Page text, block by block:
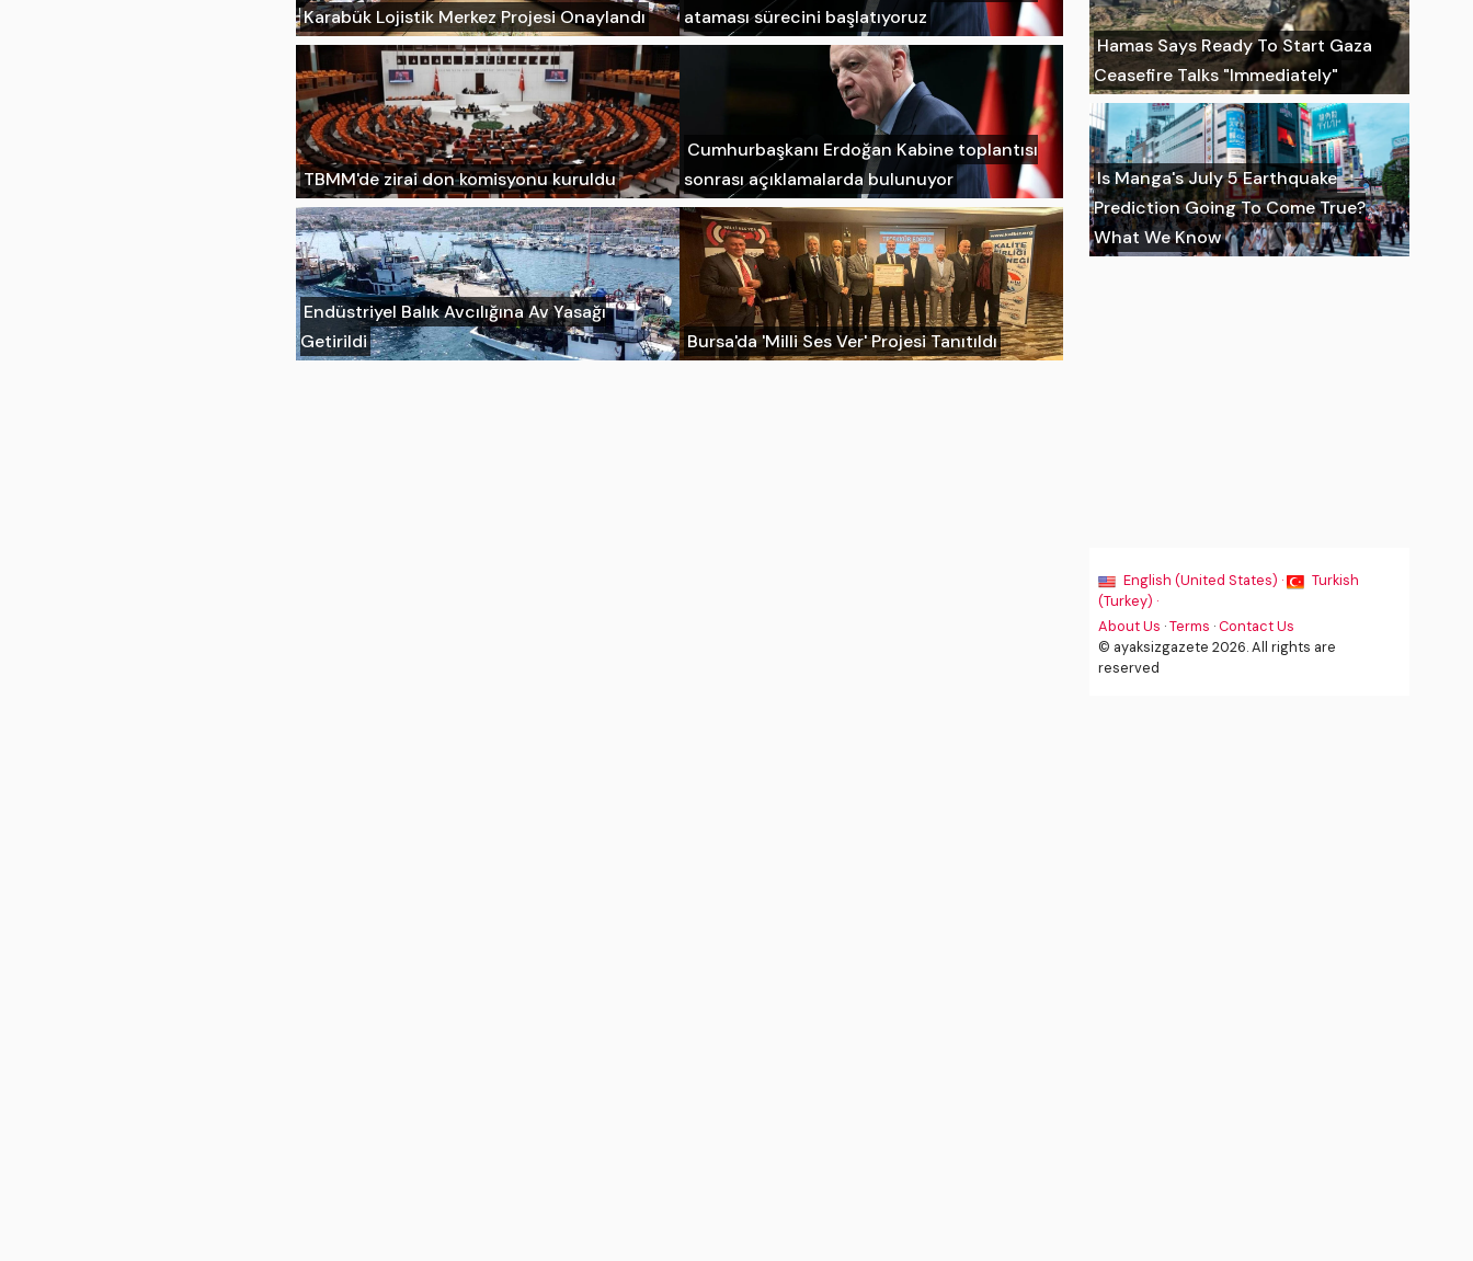
Karabük Lojistik Merkez Projesi Onaylandı
ataması sürecini başlatıyoruz
TBMM'de zirai don komisyonu kuruldu
Cumhurbaşkanı Erdoğan Kabine toplantısı
sonrası açıklamalarda bulunuyor
Endüstriyel Balık Avcılığına Av Yasağı
Getirildi
Bursa'da 'Milli Ses Ver' Projesi Tanıtıldı
Hamas Says Ready To Start Gaza
Ceasefire Talks "Immediately"
Is Manga's July 5 Earthquake
Prediction Going To Come True?
What We Know
English (United States) ·
Turkish
(Turkey) ·
About Us ·Terms ·Contact Us
© ayaksizgazete 2026. All rights are
reserved